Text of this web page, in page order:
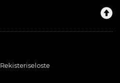
Rekisteriseloste